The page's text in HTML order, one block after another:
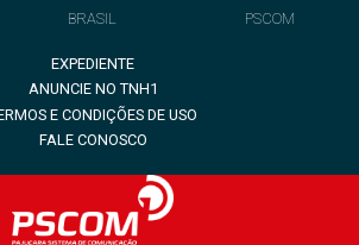
BRASIL
PSCOM
EXPEDIENTE
ANUNCIE NO TNH1
E CONDIÇÕES DE USO
FALE CONOSCO